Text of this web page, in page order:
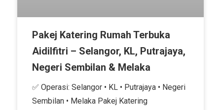
Pakej Katering Rumah Terbuka
Aidilfitri – Selangor, KL, Putrajaya,
Negeri Sembilan & Melaka
✅ Operasi: Selangor • KL • Putrajaya • Negeri
Sembilan • Melaka Pakej Katering